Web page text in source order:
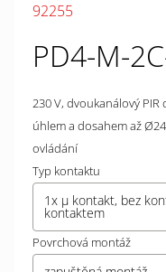
92255
PD4-M-
230 V, dvoukanálový
úhlem a dosahem až
ovládání
Typ kontaktu
1x µ kontakt, bez
kontaktem
Povrchová montáž